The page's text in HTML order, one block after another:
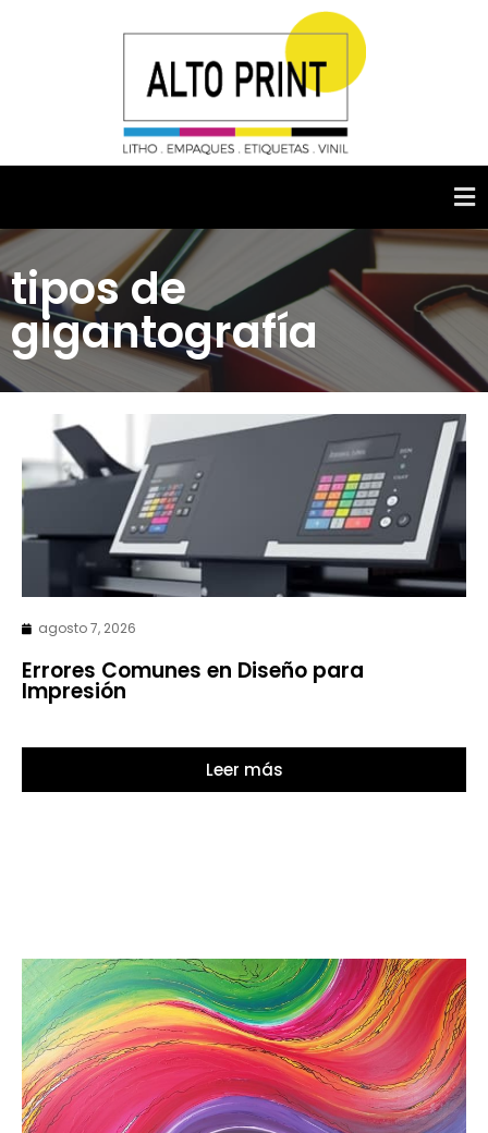
tipos de
gigantografía
agosto 7, 2026
Errores Comunes en Diseño para
Impresión
Leer más